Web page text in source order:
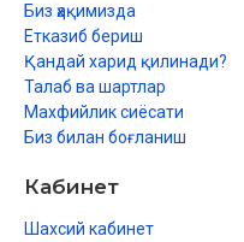
Биз ҳақимизда
Етказиб бериш
Қандай харид қилинади?
Талаб ва шартлар
Махфийлик сиёсати
Биз билан боғланиш
Кабинет
Шахсий кабинет